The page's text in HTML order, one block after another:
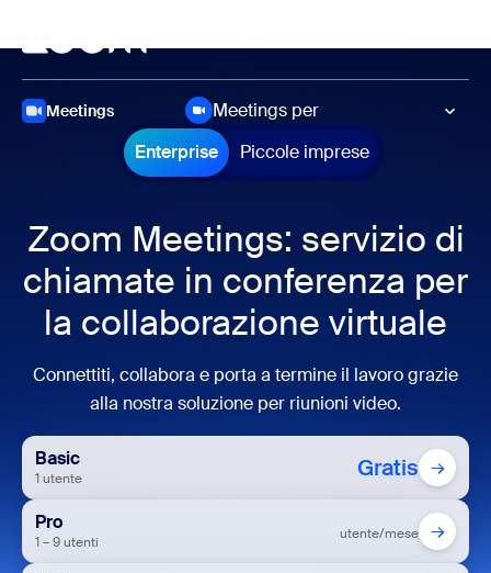
Meetings
Meetings per
Enterprise
Piccole imprese
Zoom Meetings: servizio di
chiamate in conferenza per
la collaborazione virtuale
Connettiti, collabora e porta a termine il lavoro grazie
alla nostra soluzione per riunioni video.
Basic
1 utente Gratis →
Pro
1 – 9 utenti utente/mese →